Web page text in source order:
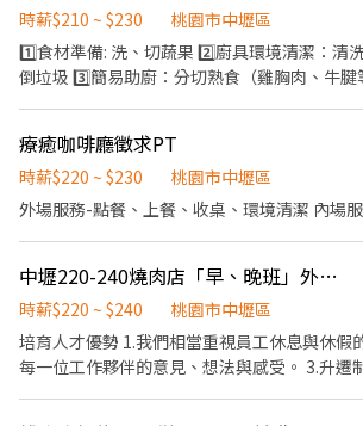
洗餐具與吧台設備，保持工作區域整潔 【產品說明】 為顧客提供飲
品資訊與建議，協助選擇
時薪$210 ~ $230
桃園市中壢區
1️⃣食材準備: 洗、切蔬果 2️⃣廚具環境清潔：清
倒垃圾 3️⃣簡易助廚：分切熟食（雞胸肉、牛
旺季最多一週五個班次。淡季（12-2月） ☑️每
每週可排班3～5天之間 ☑️班表月排制 ☑️排班時
之間安排三小時，若有業務需求才會增加排班時長。 注意
療癒咖啡廳徵求PT
時薪$220 ~ $230
桃園市中壢區
外場服務-點餐、上餐、收桌、環境清潔 內場
中壢220-240燒肉店「早、晚班」外場服務人員
時薪$220 ~ $240
桃園市中壢區
培育人才優勢 1.我們相當重視員工休息與休假
每一位工作夥伴的意見、想法與感受。 3.升遷